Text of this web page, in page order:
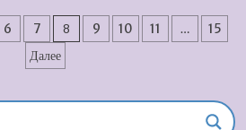
6 7 8 9 10 11 …
15
Далее
встроенная Timo Briana SX-